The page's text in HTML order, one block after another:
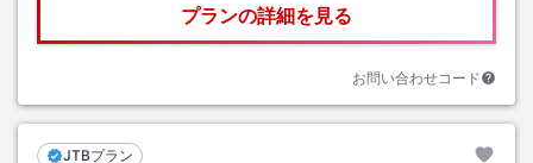
プランの詳細を見る
お問い合わせコード
JTBプラン